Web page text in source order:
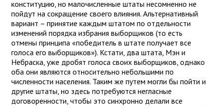
конституцию, но малочисленные штаты несомненно не
пойдут на сокращение своего влияния. Альтернативный
вариант – принятие каждым штатом по отдельности
изменений порядка избрания выборщиков (то есть
отмены принципа «победитель в штате получает все
голоса его выборщиков»). Кстати, два штата, Мэн и
Небраска, уже дробят голоса своих выборщиков, однако
оба они являются относительно небольшими по
численности населения. Таким же путем могли бы пойти и
другие штаты, но здесь потребуются негласные
договоренности, чтобы это синхронно делали все